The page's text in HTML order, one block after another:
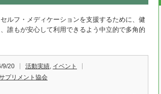
ルフ・メディケーションを支援するために、健
誰もが安心して利用できるよう中立的で多角的
9/20 活動実績 イベント
プリメント協会